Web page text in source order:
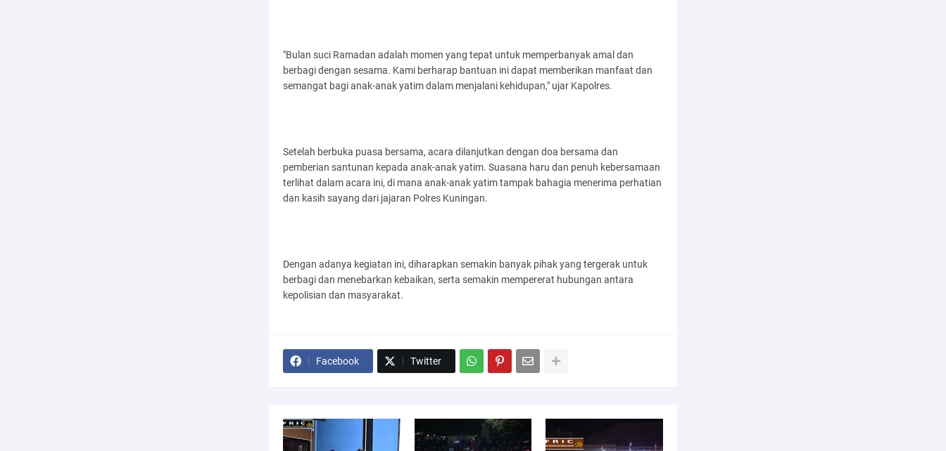
"Bulan suci Ramadan adalah momen yang tepat untuk memperbanyak amal dan
berbagi dengan sesama. Kami berharap bantuan ini dapat memberikan manfaat dan
semangat bagi anak-anak yatim dalam menjalani kehidupan," ujar Kapolres.
Setelah berbuka puasa bersama, acara dilanjutkan dengan doa bersama dan
pemberian santunan kepada anak-anak yatim. Suasana haru dan penuh kebersamaan
terlihat dalam acara ini, di mana anak-anak yatim tampak bahagia menerima perhatian
dan kasih sayang dari jajaran Polres Kuningan.
Dengan adanya kegiatan ini, diharapkan semakin banyak pihak yang tergerak untuk
berbagi dan menebarkan kebaikan, serta semakin mempererat hubungan antara
kepolisian dan masyarakat.
Facebook Twitter